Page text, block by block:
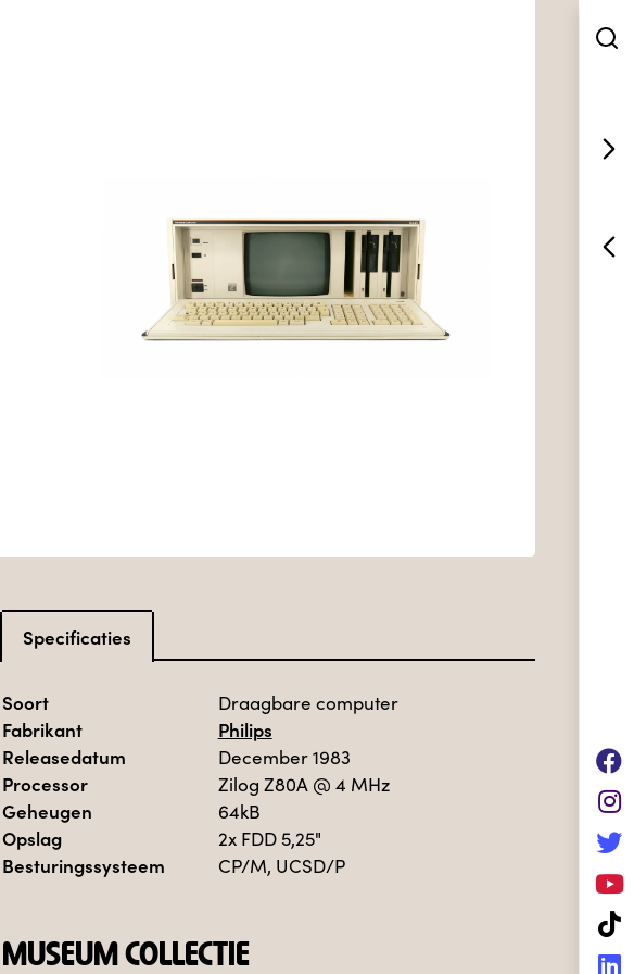
Specificaties
Soort Draagbare computer
Fabrikant
Philips
Releasedatum
December 1983
Processor Zilog Z80A @ 4 MHz
Geheugen 64kB
Opslag 2x FDD 5,25"
Besturingssysteem CP/M, UCSD/P
MUSEUM COLLECTIE